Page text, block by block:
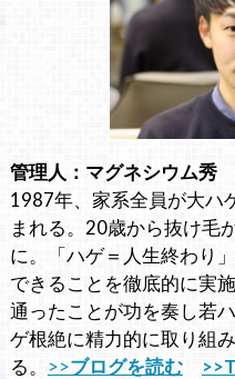
管理人：マグネシウム秀
1987年、家系全員が大ハ
まれる。20歳から抜け毛
に。「ハゲ＝人生終わり
できることを徹底的に実
通ったことが功を奏し若
ゲ根絶に精力的に取り組
る。 >>ブログを読む